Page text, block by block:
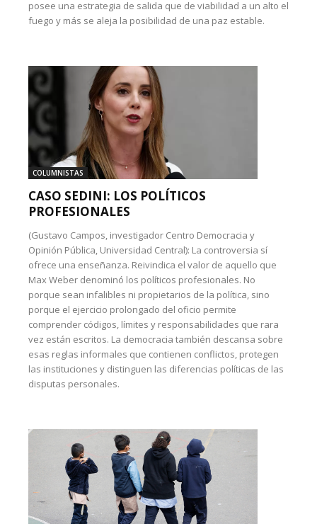
posee una estrategia de salida que de viabilidad a un alto el
fuego y más se aleja la posibilidad de una paz estable.
COLUMNISTAS
CASO SEDINI: LOS POLÍTICOS
PROFESIONALES
(Gustavo Campos, investigador Centro Democracia y
Opinión Pública, Universidad Central): La controversia sí
ofrece una enseñanza. Reivindica el valor de aquello que
Max Weber denominó los políticos profesionales. No
porque sean infalibles ni propietarios de la política, sino
porque el ejercicio prolongado del oficio permite
comprender códigos, límites y responsabilidades que rara
vez están escritos. La democracia también descansa sobre
esas reglas informales que contienen conflictos, protegen
las instituciones y distinguen las diferencias políticas de las
disputas personales.